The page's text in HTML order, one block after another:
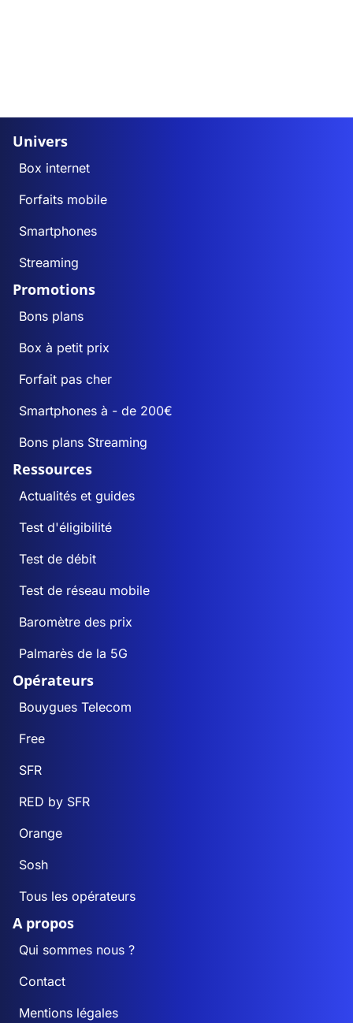
Univers
Box internet
Forfaits mobile
Smartphones
Streaming
Promotions
Bons plans
Box à petit prix
Forfait pas cher
Smartphones à - de 200€
Bons plans Streaming
Ressources
Actualités et guides
Test d'éligibilité
Test de débit
Test de réseau mobile
Baromètre des prix
Palmarès de la 5G
Opérateurs
Bouygues Telecom
Free
SFR
RED by SFR
Orange
Sosh
Tous les opérateurs
A propos
Qui sommes nous ?
Contact
Mentions légales